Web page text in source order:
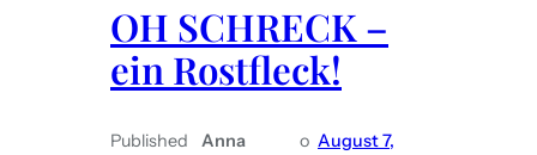
OH SCHRECK –
ein Rostfleck!
Published
Anna
o August 7,